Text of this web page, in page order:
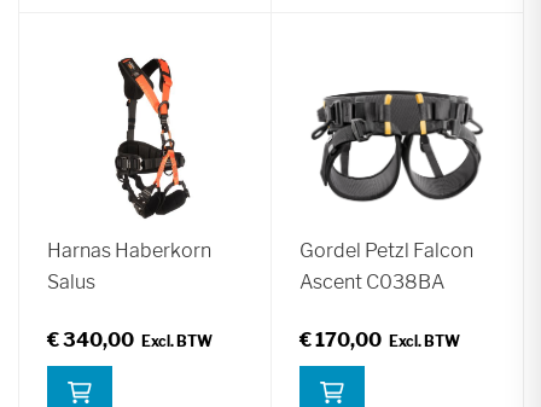
Harnas Haberkorn
Salus
€ 340,00
Gordel Petzl Falcon
Ascent C038BA
€ 170,00